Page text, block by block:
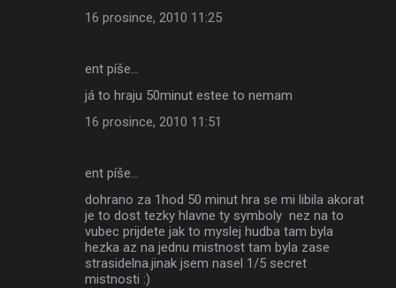
16 prosince, 2010 11:25
ent píše…
já to hraju 50minut estee to nemam
16 prosince, 2010 11:51
ent píše…
dohrano za 1hod 50 minut hra se mi libila akorat
je to dost tezky hlavne ty symboly nez na to
vubec prijdete jak to myslej hudba tam byla
hezka az na jednu mistnost tam byla zase
strasidelna.jinak jsem nasel 1/5 secret
mistnosti :)